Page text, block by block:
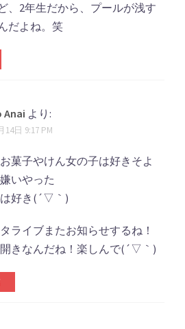
、2年生だから、プールが浅す
だよね。笑
Anai より:
14日 9:17 PM
菓子やけん女の子は好きそよ
いやった
好き(´▽｀)
ライブまたお知らせするね！
きなんだね！楽しんで(´▽｀)